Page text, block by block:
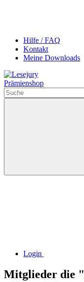
Hilfe / FAQ
Kontakt
Meine Downloads
Prämienshop
Login
Mitglieder die "